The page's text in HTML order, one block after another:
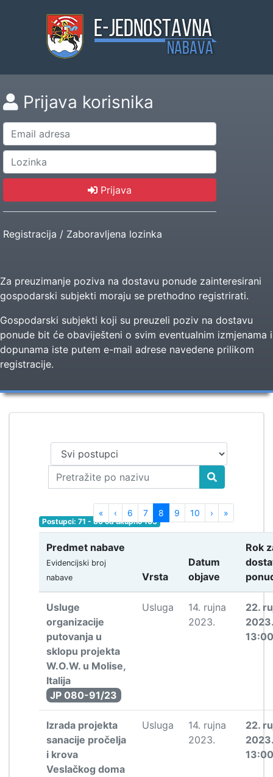
Prijava korisnika
Prijava
Registracija / Zaboravljena lozinka
Za preuzimanje poziva na dostavu ponude zainteresirani
gospodarski subjekti moraju se prethodno registrirati.
Gospodarski subjekti koji su preuzeli poziv na dostavu
ponude bit će obaviješteni o svim eventualnim izmjenama i
dopunama iste putem e-mail adrese navedene prilikom
registracije.
Postupci: 71 - 80 od ukupno 105
« First‹ Previous
6 7 8 9 10 › Next
»
Predmet nabave
Evidencijski broj
nabave
Vrsta
Datum
objave
Rok
Usluge
organizacije
putovanja u
sklopu projekta
W.O.W. u Molise,
Italija
JP 080-91/23
Usluga
14. rujna
2023.
22.
2023.
13:00
Izrada projekta
sanacije pročelja
i krova
Veslačkog doma
Usluga
14. rujna
2023.
22.
2023.
13:00